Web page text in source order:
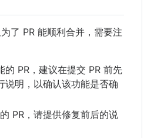
了 PR 能顺利合并，需要注
的 PR，建议在提交 PR 前先
说明，以确认该功能是否确
PR，请提供修复前后的说